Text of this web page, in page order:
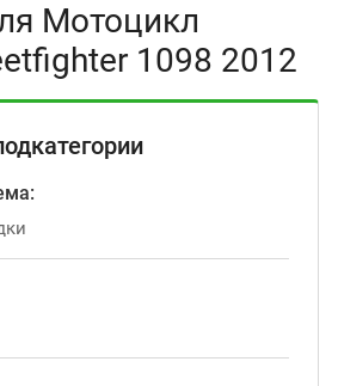
Мотоцикл
1098 2012